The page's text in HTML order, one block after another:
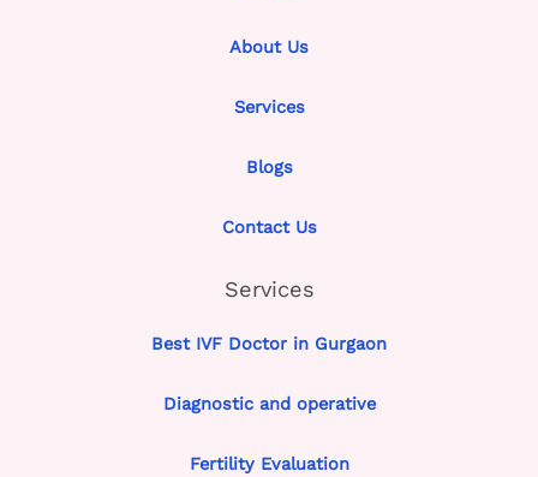
About Us
Services
Blogs
Contact Us
Services
Best IVF Doctor in Gurgaon
Diagnostic and operative
Fertility Evaluation